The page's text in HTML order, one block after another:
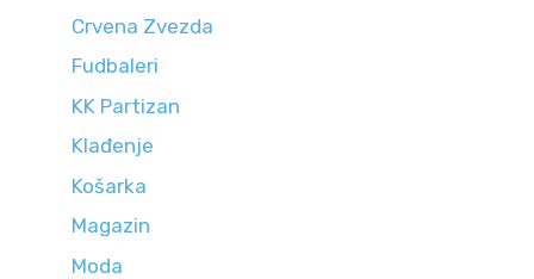
Crvena Zvezda
Fudbaleri
KK Partizan
Klađenje
Košarka
Magazin
Moda